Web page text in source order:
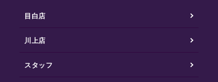
目白店
川上店
スタッフ